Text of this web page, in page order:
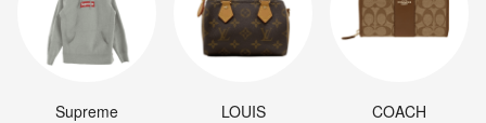
Supreme
LOUIS
COACH